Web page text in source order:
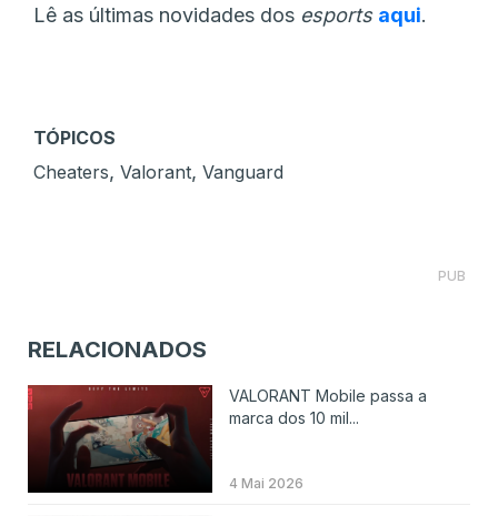
Lê as últimas novidades dos esports aqui.
TÓPICOS
Cheaters, Valorant, Vanguard
PUB
RELACIONADOS
VALORANT Mobile passa a
marca dos 10 mil...
4 Mai 2026